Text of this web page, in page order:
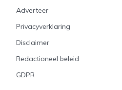
Adverteer
Privacyverklaring
Disclaimer
Redactioneel beleid
GDPR